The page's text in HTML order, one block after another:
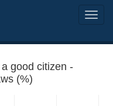
good citizen -
(%)